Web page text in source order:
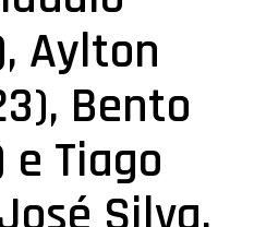
Aylton
Bento
e Tiago